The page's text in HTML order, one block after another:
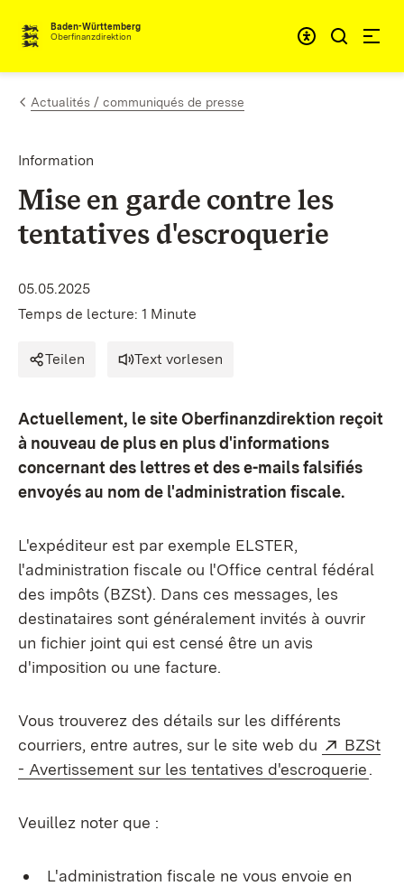
Passer au contenu
Baden-Württemberg
Oberfinanzdirektion
Actualités / communiqués de presse
Information
Mise en garde contre les
tentatives d'escroquerie
05.05.2025
Temps de lecture: 1 Minute
Teilen Text vorlesen
Actuellement, le site Oberfinanzdirektion reçoit
à nouveau de plus en plus d'informations
concernant des lettres et des e-mails falsifiés
envoyés au nom de l'administration fiscale.
L'expéditeur est par exemple ELSTER,
l'administration fiscale ou l'Office central fédéral
des impôts (BZSt). Dans ces messages, les
destinataires sont généralement invités à ouvrir
un fichier joint qui est censé être un avis
d'imposition ou une facture.
Vous trouverez des détails sur les différents
courriers, entre autres, sur le site web du
Externe:
BZSt
- Avertissement sur les tentatives d'escroquerie.
Veuillez noter que :
L'administration fiscale ne vous envoie en